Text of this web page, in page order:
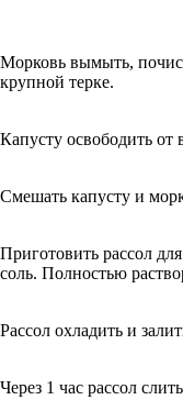
Морковь вымыть,
крупной терке.
Капусту освободить от
Смешать капусту и
Приготовить рассол
соль. Полностью
Рассол охладить и
Через 1 час рассол